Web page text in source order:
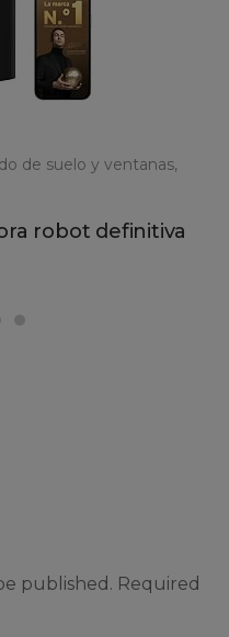
de suelo y ventanas
robot definitiva
published. Required